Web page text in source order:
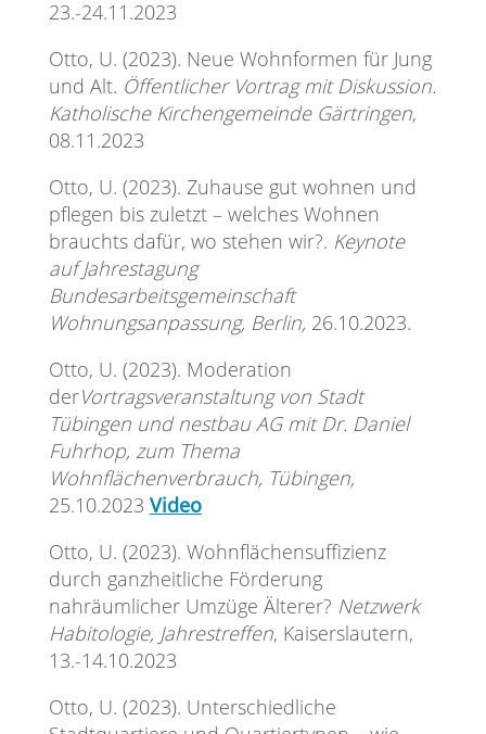
23.-24.11.2023
Otto, U. (2023). Neue Wohnformen für Jung
und Alt. Öffentlicher Vortrag mit Diskussion.
Katholische Kirchengemeinde Gärtringen,
08.11.2023
Otto, U. (2023). Zuhause gut wohnen und
pflegen bis zuletzt – welches Wohnen
brauchts dafür, wo stehen wir?. Keynote
auf Jahrestagung
Bundesarbeitsgemeinschaft
Wohnungsanpassung, Berlin, 26.10.2023.
Otto, U. (2023). Moderation
derVortragsveranstaltung von Stadt
Tübingen und nestbau AG mit Dr. Daniel
Fuhrhop, zum Thema
Wohnflächenverbrauch, Tübingen,
25.10.2023 Video
Otto, U. (2023). Wohnflächensuffizienz
durch ganzheitliche Förderung
nahräumlicher Umzüge Älterer? Netzwerk
Habitologie, Jahrestreffen, Kaiserslautern,
13.-14.10.2023
Otto, U. (2023). Unterschiedliche